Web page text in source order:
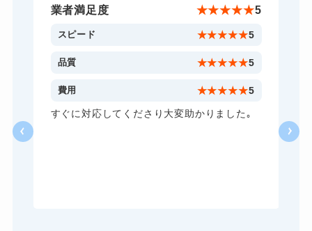
スーツケースカギ作成 8,800円～(税込)
金庫カギ開け 14,300円～(税込)
金庫カギ修理 11,000円～(税込)
11,000円～(税込)
8,800円～(税込)
10,780円～(税込)
業者満足度 ★★★★★5
スピード ★★★★★5
品質 ★★★★★5
費用 ★★★★★5
すぐに対応してくださり大変助かりました｡